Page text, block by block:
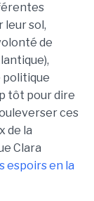
leur sol,
de
politique
tôt pour dire
ces
de la
Clara
espoirs en la